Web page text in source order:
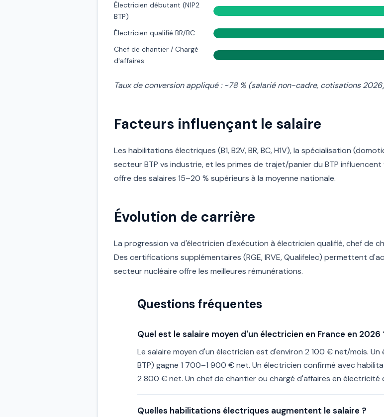
Électricien débutant (N1P2
BTP)
Électricien qualifié BR/BC
Chef de chantier / Chargé
d'affaires
Taux de conversion appliqué : ~78 % (salarié non-cadre, cotisations
Facteurs influençant le salaire
Les habilitations électriques (B1, B2V, BR, BC, H1V), la spécialisation
secteur BTP vs industrie, et les primes de trajet/panier du BTP
offre des salaires 15–20 % supérieurs à la moyenne nationale.
Évolution de carrière
La progression va d'électricien d'exécution à électricien qualifié, chef de
Des certifications supplémentaires (RGE, IRVE, Qualifelec) permettent
secteur nucléaire offre les meilleures rémunérations.
Questions fréquentes
Quel est le salaire moyen d'un électricien en France en 2026
Le salaire moyen d'un électricien est d'environ 2 100 € net/mois. Un
BTP) gagne 1 700–1 900 € net. Un électricien confirmé avec
2 800 € net. Un chef de chantier ou chargé d'affaires en
Quelles habilitations électriques augmentent le salaire ?